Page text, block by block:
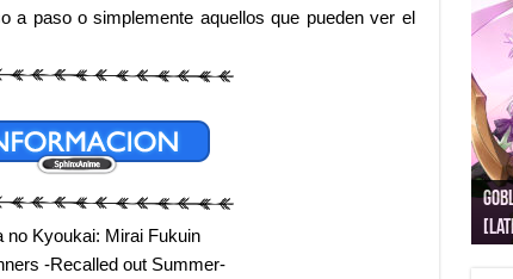
a paso o simplemente aquellos que pueden ver el
no Kyoukai: Mirai Fukuin
-Recalled out Summer-